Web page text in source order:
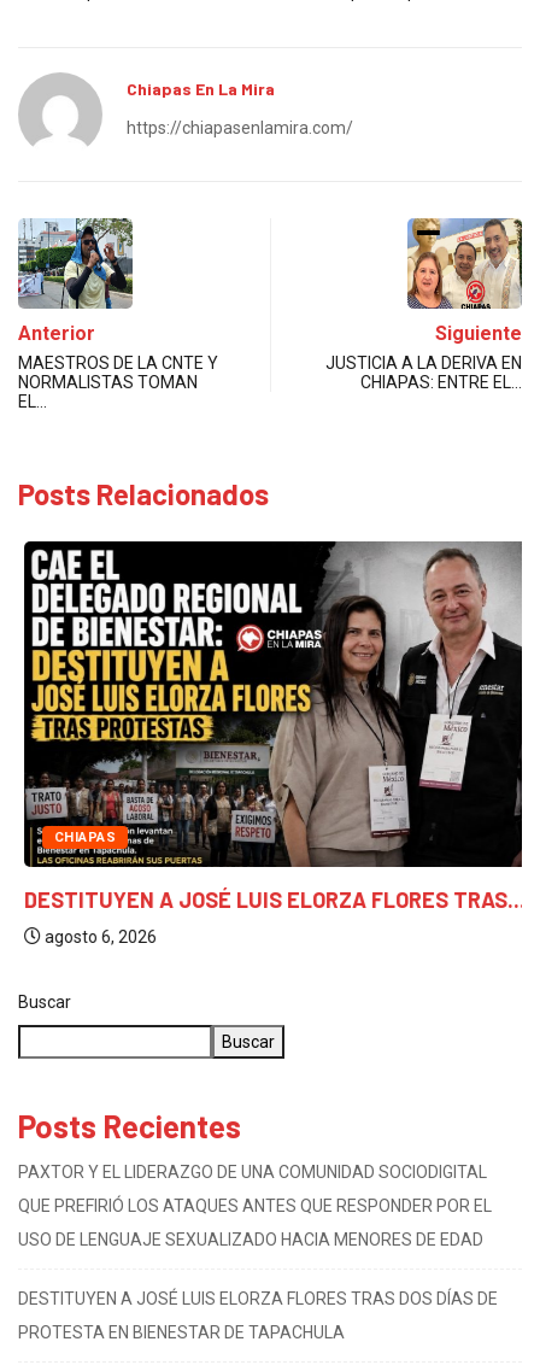
Chiapas En La Mira
https://chiapasenlamira.com/
Anterior
MAESTROS DE LA CNTE Y
NORMALISTAS TOMAN
EL…
Siguiente
JUSTICIA A LA DERIVA EN
CHIAPAS: ENTRE EL…
Posts Relacionados
CHIAPAS
DESTITUYEN A JOSÉ LUIS ELORZA FLORES TRAS...
agosto 6, 2026
Buscar
Buscar
Posts Recientes
PAXTOR Y EL LIDERAZGO DE UNA COMUNIDAD SOCIODIGITAL
QUE PREFIRIÓ LOS ATAQUES ANTES QUE RESPONDER POR EL
USO DE LENGUAJE SEXUALIZADO HACIA MENORES DE EDAD
DESTITUYEN A JOSÉ LUIS ELORZA FLORES TRAS DOS DÍAS DE
PROTESTA EN BIENESTAR DE TAPACHULA